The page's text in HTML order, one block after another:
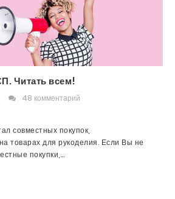
Читать всем!
48 комментарий
совместных покупок,
товарах для рукоделия. Если Вы не
покупки,...